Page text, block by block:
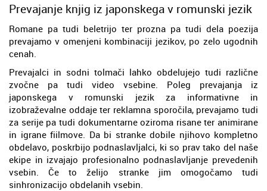
Prevajanje knjig iz japonskega v romunski jezik
Romane pa tudi beletrijo ter prozna pa tudi dela poezija
prevajamo v omenjeni kombinaciji jezikov, po zelo ugodnih
cenah.
Prevajalci in sodni tolmači lahko obdelujejo tudi različne
zvočne pa tudi video vsebine. Poleg prevajanja iz
japonskega v romunski jezik za informativne in
izobraževalne oddaje ter reklamna sporočila, prevajamo tudi
za serije pa tudi dokumentarne oziroma risane ter animirane
in igrane fiilmove. Da bi stranke dobile njihovo kompletno
obdelavo, poskrbijo podnaslavljalci, ki so prav tako del naše
ekipe in izvajajo profesionalno podnaslavljanje prevedenih
vsebin. Če to želijo stranke jim omogočamo tudi
sinhronizacijo obdelanih vsebin.